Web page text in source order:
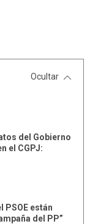
Ocultar
del Gobierno
el CGPJ:
PSOE están
del PP”